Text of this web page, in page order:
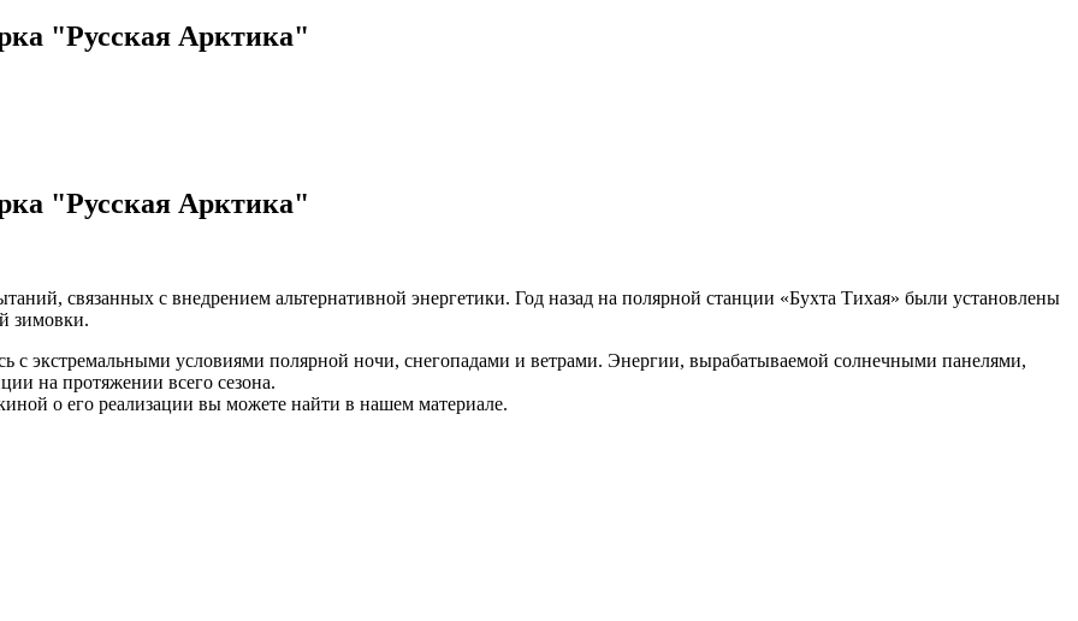
"Русская Арктика"
"Русская Арктика"
связанных с внедрением альтернативной энергетики. Год назад на полярной станции «Бухта Тихая» были установлены
зимовки.
с экстремальными условиями полярной ночи, снегопадами и ветрами. Энергии, вырабатываемой солнечными панелями,
на протяжении всего сезона.
о его реализации вы можете найти в нашем материале.